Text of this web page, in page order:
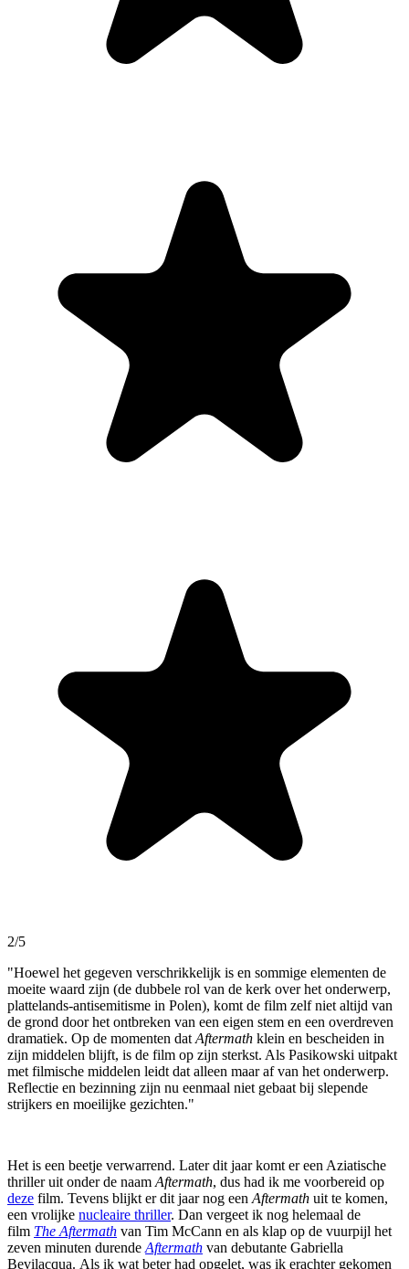
2/5
"Hoewel het gegeven verschrikkelijk is en sommige elementen de
moeite waard zijn (de dubbele rol van de kerk over het onderwerp,
plattelands-antisemitisme in Polen), komt de film zelf niet altijd van
de grond door het ontbreken van een eigen stem en een overdreven
dramatiek. Op de momenten dat Aftermath klein en bescheiden in
zijn middelen blijft, is de film op zijn sterkst. Als Pasikowski uitpakt
met filmische middelen leidt dat alleen maar af van het onderwerp.
Reflectie en bezinning zijn nu eenmaal niet gebaat bij slepende
strijkers en moeilijke gezichten."
Het is een beetje verwarrend. Later dit jaar komt er een Aziatische
thriller uit onder de naam Aftermath, dus had ik me voorbereid op
deze film. Tevens blijkt er dit jaar nog een Aftermath uit te komen,
een vrolijke nucleaire thriller. Dan vergeet ik nog helemaal de
film The Aftermath van Tim McCann en als klap op de vuurpijl het
zeven minuten durende Aftermath van debutante Gabriella
Bevilacqua. Als ik wat beter had opgelet, was ik erachter gekomen